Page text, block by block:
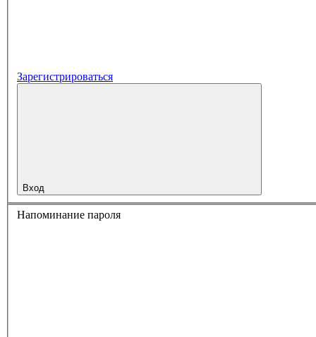
Зарегистрироваться
Вход
Напоминание пароля